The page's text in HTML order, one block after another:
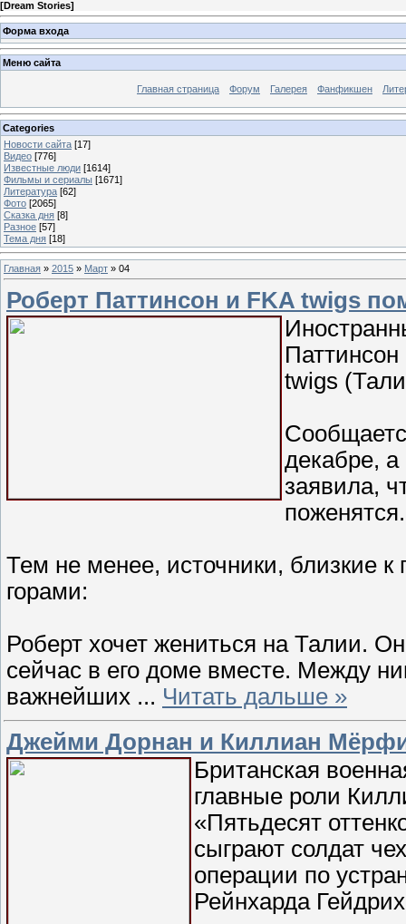
[Dream Stories]
Форма входа
Меню сайта
Главная страница Форум Галерея Фанфикшен
Categories
Новости сайта [17]
Видео [776]
Известные люди [1614]
Фильмы и сериалы [1671]
Литература [62]
Фото [2065]
Сказка дня [8]
Разное [57]
Тема дня [18]
Главная » 2015 » Март » 04
Роберт Паттинсон и FKA twigs
twigs
декабре, а
заявила,
поженятся.
Тем не менее, источники, близкие к
горами:
Роберт хочет жениться на Талии.
сейчас в его доме вместе. Между
важнейших ... Читать дальше »
Джейми Дорнан и Киллиан
Британская
главные роли
«Пятьдесят
сыграют солдат
операции по
Рейнхарда